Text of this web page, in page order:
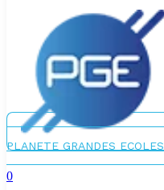
PLANETE GRANDES ECOLES
0